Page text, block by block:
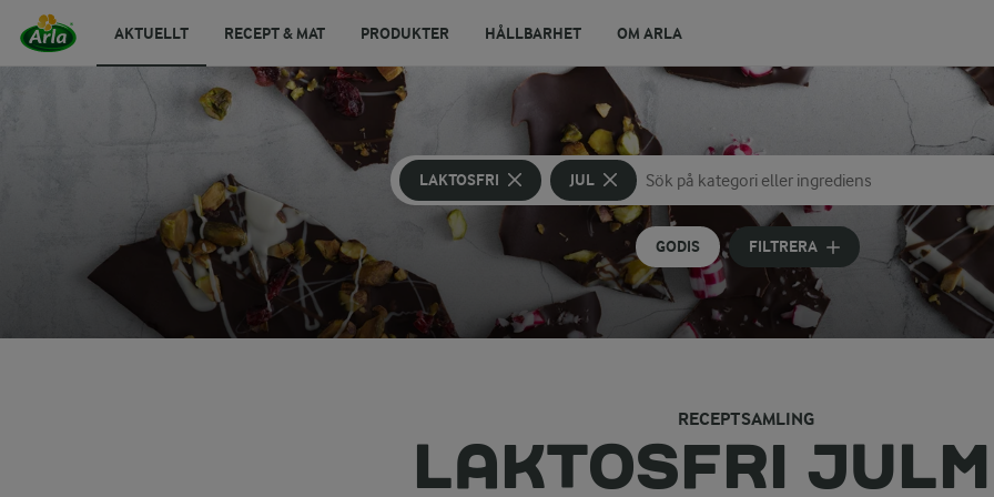
AKTUELLT RECEPT & MAT PRODUKTER HÅLLBARHET OM ARLA
LAKTOSFRI JUL
Sök på kategori eller ingrediens
Skriv in sökord för att få förslag
GODIS FILTRERA
RECEPTSAMLING
LAKTOSFRI